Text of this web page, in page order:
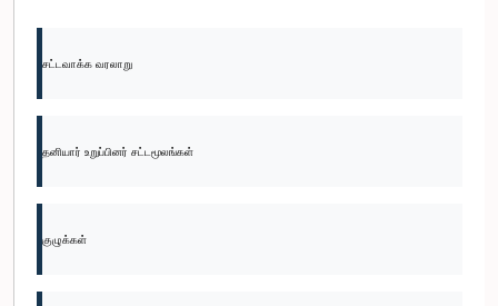
சட்டவாக்க வரலாறு
தனியார் உறுப்பினர் சட்டமூலங்கள்
குழுக்கள்